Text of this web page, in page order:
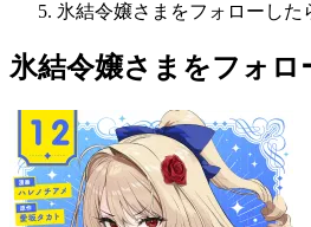
氷結令嬢さまをフォローした
氷結令嬢さまをフォロ